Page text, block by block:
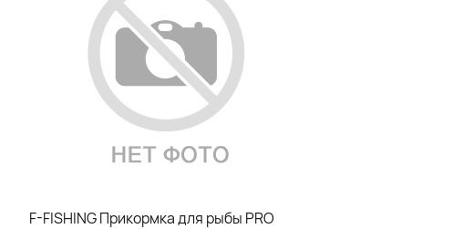
F-FISHING Прикормка для рыбы PRO